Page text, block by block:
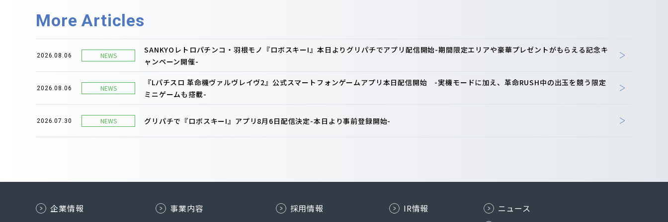
More Articles
2026.08.06 NEWS
SANKYOレトロパチンコ・羽根モノ『ロボスキーI』本日よりグリパチでアプリ配信開始-期間限定エリアや豪華プレゼントがもらえる記念キ
ャンペーン開催-
2026.08.06 NEWS
『Lパチスロ 革命機ヴァルヴレイヴ2』公式スマートフォンゲームアプリ本日配信開始 -実機モードに加え、革命RUSH中の出玉を競う限定
ミニゲームも搭載-
2026.07.30 NEWS グリパチで『ロボスキーI』アプリ8月6日配信決定-本日より事前登録開始-
企業情報 事業内容 採用情報 IR情報
ニュース